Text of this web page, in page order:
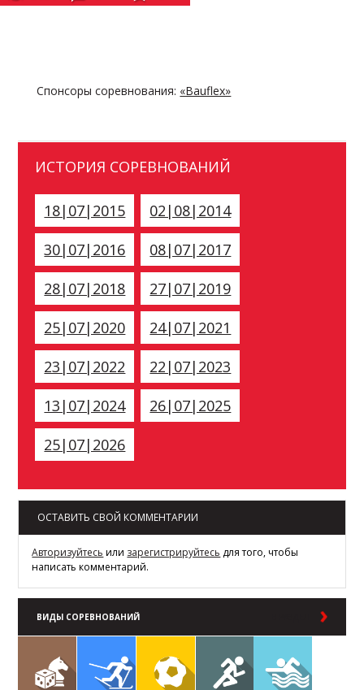
Спонсоры соревнования: «Bauflex»
ИСТОРИЯ СОРЕВНОВАНИЙ
18|07|2015
02|08|2014
30|07|2016
08|07|2017
28|07|2018
27|07|2019
25|07|2020
24|07|2021
23|07|2022
22|07|2023
13|07|2024
26|07|2025
25|07|2026
ОСТАВИТЬ СВОЙ КОММЕНТАРИИ
Авторизуйтесь или зарегистрируйтесь для того, чтобы
написать комментарий.
ВИДЫ СОРЕВНОВАНИЙ